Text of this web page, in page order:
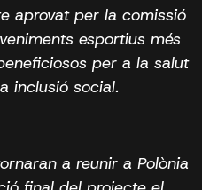
aprovat per la comissió
esportius més
per a la salut
inclusió social.
a reunir a Polònia